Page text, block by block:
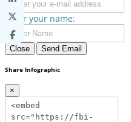
Enter your name:
Close Send Email
Share Infographic
×